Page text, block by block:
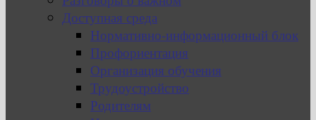
Доступная среда
Нормативно-информационный блок
Профориентация
Организация обучения
Трудоустройство
Родителям